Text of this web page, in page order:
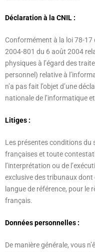
Déclaration à la CNIL :
Conformément à la loi 78-
2004-801 du 6 août 2004
physiques à l’égard des
personnel) relative à
n’a pas fait l’objet d’une
nationale de l’informatique
Litiges :
Les présentes conditions du
françaises et toute
l’interprétation ou de
exclusive des tribunaux dont
langue de référence, pour le
français.
Données personnelles :
De manière générale, vous